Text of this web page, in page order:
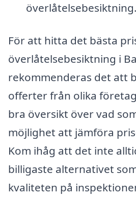
överlåtelsebesiktning.
För att hitta det bästa
överlåtelsebesiktning i
rekommenderas det att
offerter från olika
bra översikt över vad
möjlighet att jämföra
Kom ihåg att det inte
billigaste alternativet
kvaliteten på